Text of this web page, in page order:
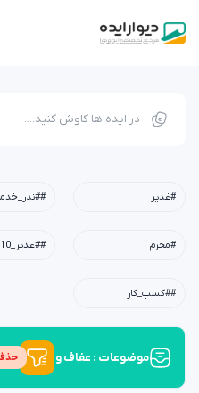
#غدیر
#محرم
##کسب_کار
موضوعات : عفاف و حجاب حذف